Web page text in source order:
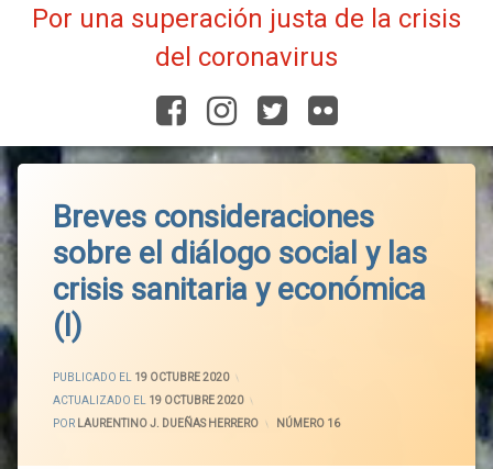
Por una superación justa de la crisis
del coronavirus
FacebookInstagram
TwitterFlickr
Breves consideraciones
sobre el diálogo social y las
crisis sanitaria y económica
(I)
PUBLICADO EL 19 OCTUBRE 2020
ACTUALIZADO EL 19 OCTUBRE 2020
POR LAURENTINO J. DUEÑAS HERRERO CATEGORÍAS:
NÚMERO 16